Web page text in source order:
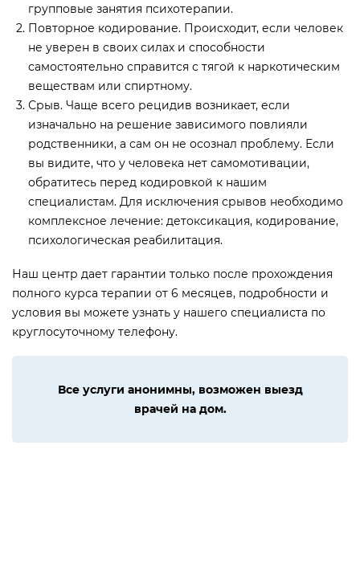
групповые занятия психотерапии.
Повторное кодирование. Происходит, если человек
не уверен в своих силах и способности
самостоятельно справится с тягой к наркотическим
веществам или спиртному.
Срыв. Чаще всего рецидив возникает, если
изначально на решение зависимого повлияли
родственники, а сам он не осознал проблему. Если
вы видите, что у человека нет самомотивации,
обратитесь перед кодировкой к нашим
специалистам. Для исключения срывов необходимо
комплексное лечение: детоксикация, кодирование,
психологическая реабилитация.
Наш центр дает гарантии только после прохождения
полного курса терапии от 6 месяцев, подробности и
условия вы можете узнать у нашего специалиста по
круглосуточному телефону.
Все услуги анонимны, возможен выезд
врачей на дом.